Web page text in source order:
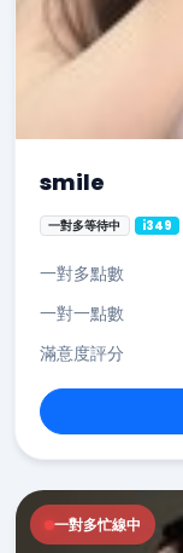
smile
一對多等待中 i349
一對多點數
一對一點數
滿意度評分
一對多忙線中